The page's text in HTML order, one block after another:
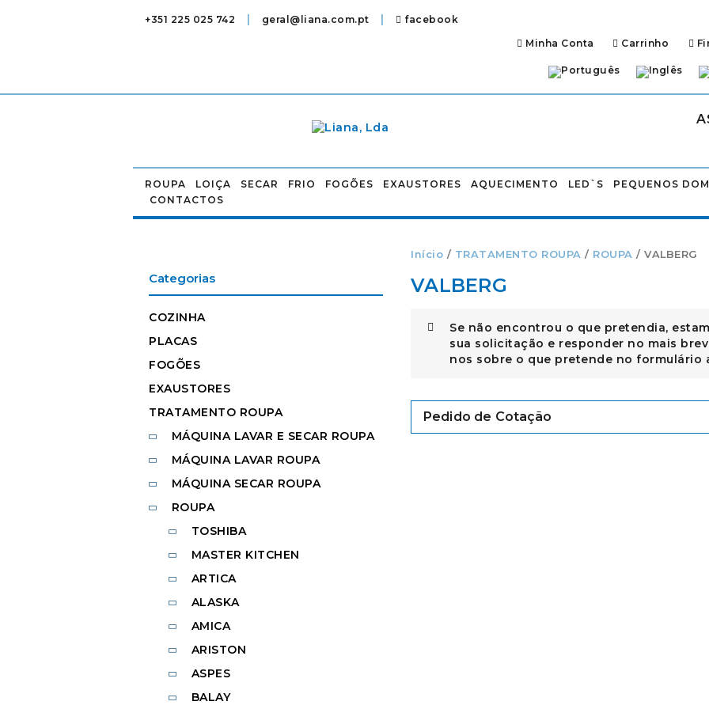
+351 225 025 742 | geral@liana.com.pt | facebook
Minha Conta Carrinho
ROUPA LOIÇA SECAR FRIO FOGÕES EXAUSTORES AQUECIMENTO LED`S PEQUENOS
CONTACTOS
Início / TRATAMENTO ROUPA / ROUPA / VALBERG
VALBERG
Se não encontrou o que pretendia,
sua solicitação e responder no mais
nos sobre o que pretende no formulário
Pedido de Cotação
Categorias
COZINHA
PLACAS
FOGÕES
EXAUSTORES
TRATAMENTO ROUPA
MÁQUINA LAVAR E SECAR ROUPA
MÁQUINA LAVAR ROUPA
MÁQUINA SECAR ROUPA
ROUPA
TOSHIBA
MASTER KITCHEN
ARTICA
ALASKA
AMICA
ARISTON
ASPES
BALAY